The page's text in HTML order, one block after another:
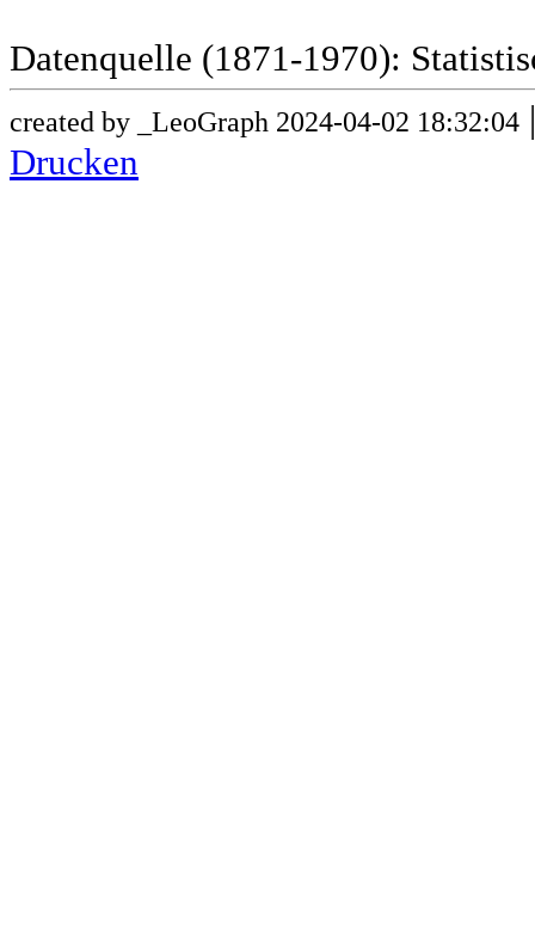
Datenquelle (1871-1970):
created by _LeoGraph 2024-04-02 18:32:04
Drucken